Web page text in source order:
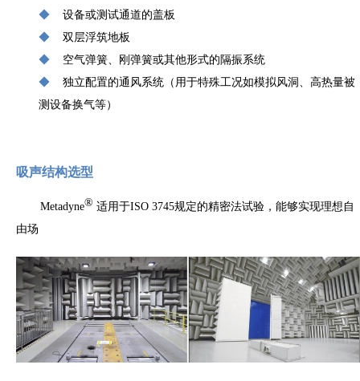
◆ 设备或测试通道的盖板
◆ 双层浮筑地板
◆ 空气弹簧、刚弹簧或其他形式的隔振系统
◆ 独立配置的通风系统（用于特殊工况如模拟风洞、高热量被
测设备换气等）
吸声结构选型
Metadyne® 适用于ISO 3745规定的精密法试验，能够实现理想自
由场